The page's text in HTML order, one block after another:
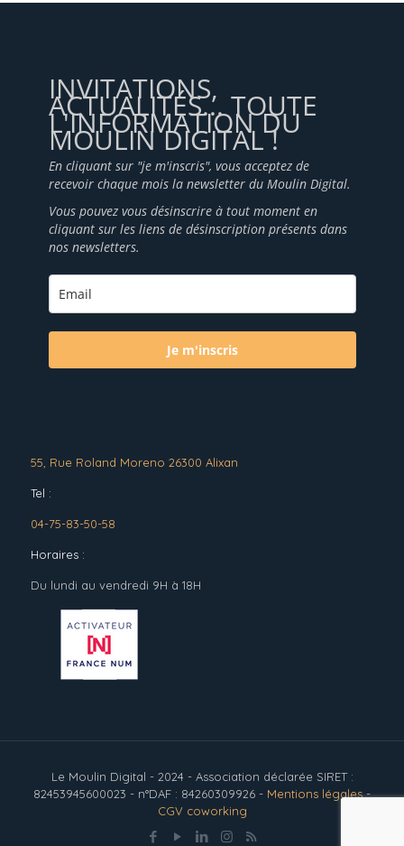
INVITATIONS,
ACTUALITÉS... TOUTE
L'INFORMATION DU
MOULIN DIGITAL !
En cliquant sur "je m'inscris", vous acceptez de
recevoir chaque mois la newsletter du Moulin Digital.
Vous pouvez vous désinscrire à tout moment en
cliquant sur les liens de désinscription présents dans
nos newsletters.
Je m'inscris
55, Rue Roland Moreno 26300 Alixan
Tel :
04-75-83-50-58
Horaires :
Du lundi au vendredi 9H à 18H
Le Moulin Digital - 2024 - Association déclarée SIRET :
82453945600023 - n°DAF : 84260309926 - Mentions légales-
CGV coworking